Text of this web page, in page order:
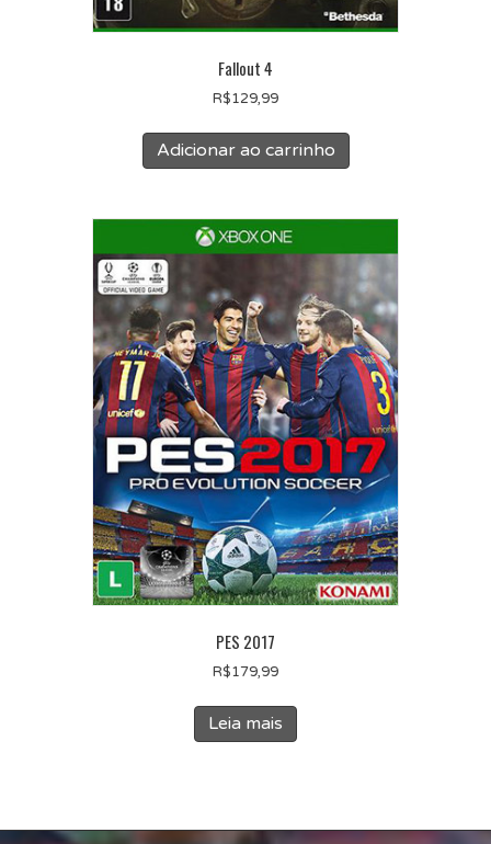
Fallout 4
R$129,99
Adicionar ao carrinho
PES 2017
R$179,99
Leia mais